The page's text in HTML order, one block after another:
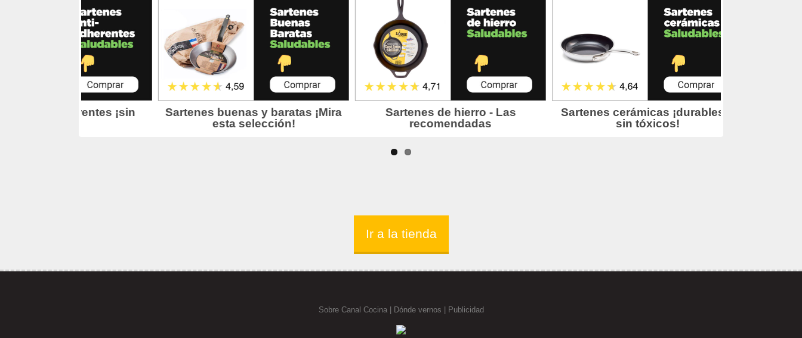
Ir a la tienda
Sobre Canal Cocina| Dónde vernos | Publicidad